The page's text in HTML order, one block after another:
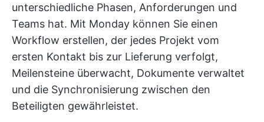
unterschiedliche Phasen, Anforderungen und
Teams hat. Mit Monday können Sie einen
Workflow erstellen, der jedes Projekt vom
ersten Kontakt bis zur Lieferung verfolgt,
Meilensteine überwacht, Dokumente verwaltet
und die Synchronisierung zwischen den
Beteiligten gewährleistet.